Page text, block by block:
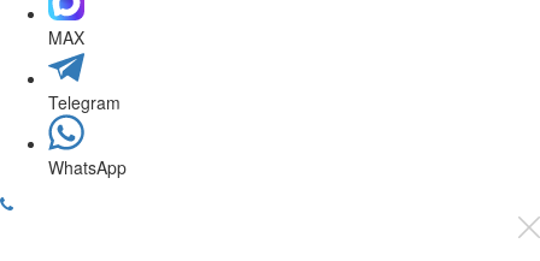
MAX
Telegram
WhatsApp